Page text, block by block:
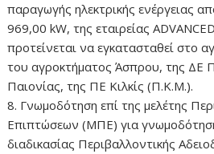
παραγωγής ηλεκτρικής ενέργειας
969,00 kW, της εταιρείας
προτείνεται να εγκατασταθεί στο
του αγροκτήματος Άσπρου, της ΔΕ
Παιονίας, της ΠΕ Κιλκίς (Π.Κ.Μ.).
8. Γνωμοδότηση επί της μελέτης
Επιπτώσεων (ΜΠΕ) για
διαδικασίας Περιβαλλοντικής